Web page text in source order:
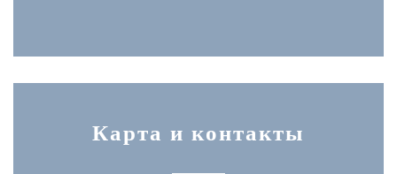
Карта и контакты